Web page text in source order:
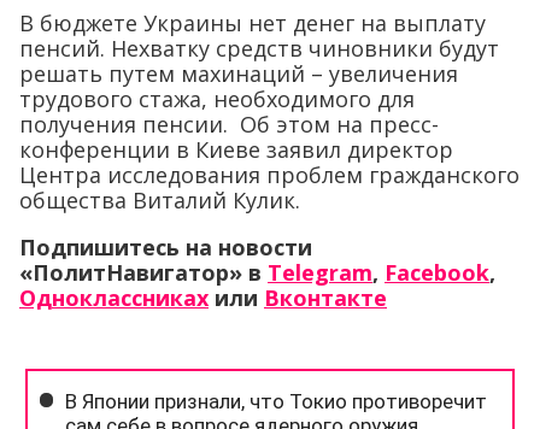
В бюджете Украины нет денег на выплату
пенсий. Нехватку средств чиновники будут
решать путем махинаций – увеличения
трудового стажа, необходимого для
получения пенсии. Об этом на пресс-
конференции в Киеве заявил директор
Центра исследования проблем гражданского
общества Виталий Кулик.
Подпишитесь на новости
«ПолитНавигатор» в Telegram, Facebook,
Одноклассниках или Вконтакте